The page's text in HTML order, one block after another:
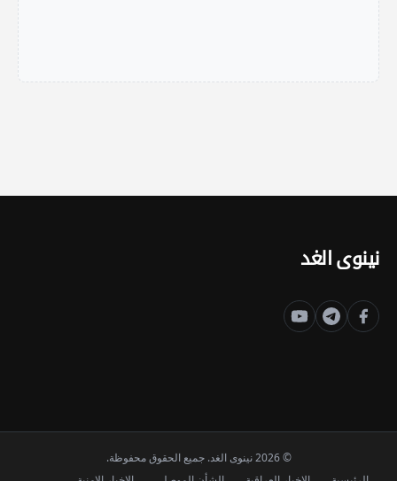
نينوى الغد
© 2026 نينوى الغد. جميع الحقوق محفوظة.